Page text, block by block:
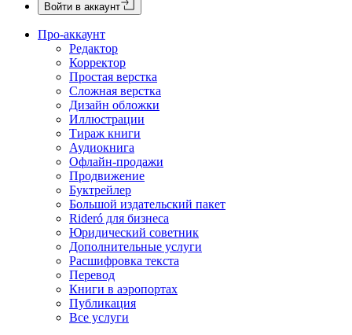
Войти в аккаунт
Про-аккаунт
Редактор
Корректор
Простая верстка
Сложная верстка
Дизайн обложки
Иллюстрации
Тираж книги
Аудиокнига
Офлайн-продажи
Продвижение
Буктрейлер
Большой издательский пакет
Rideró для бизнеса
Юридический советник
Дополнительные услуги
Расшифровка текста
Перевод
Книги в аэропортах
Публикация
Все услуги